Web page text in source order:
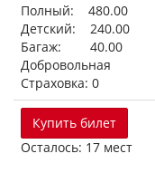
Полный: 480.00
Детский: 240.00
Багаж: 40.00
Добровольная
Страховка: 0
Купить билет
Осталось: 17 мест